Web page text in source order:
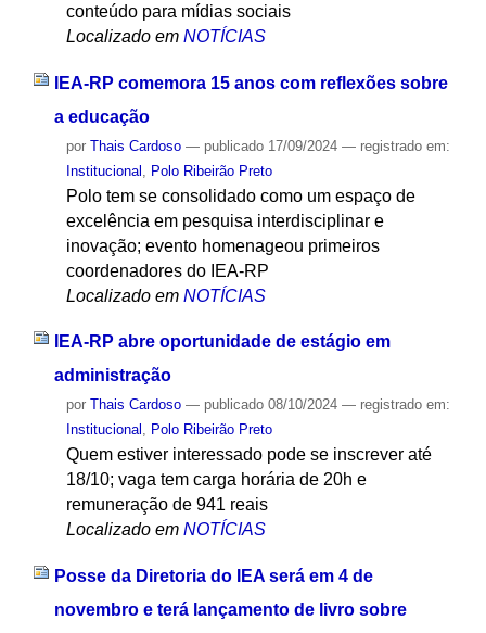
conteúdo para mídias sociais
Localizado em NOTÍCIAS
IEA-RP comemora 15 anos com reflexões sobre
a educação
por Thais Cardoso — publicado17/09/2024 — registrado em:
Institucional
Polo Ribeirão Preto
Polo tem se consolidado como um espaço de
excelência em pesquisa interdisciplinar e
inovação; evento homenageou primeiros
coordenadores do IEA-RP
Localizado em NOTÍCIAS
IEA-RP abre oportunidade de estágio em
administração
por Thais Cardoso — publicado08/10/2024 — registrado em:
Institucional , Polo Ribeirão Preto
Quem estiver interessado pode se inscrever até
18/10; vaga tem carga horária de 20h e
remuneração de 941 reais
Localizado em NOTÍCIAS
Posse da Diretoria do IEA será em 4 de
novembro e terá lançamento de livro sobre